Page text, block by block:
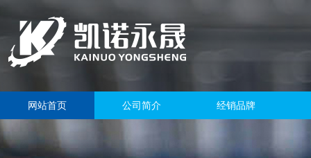
网站首页 公司简介 经销品牌